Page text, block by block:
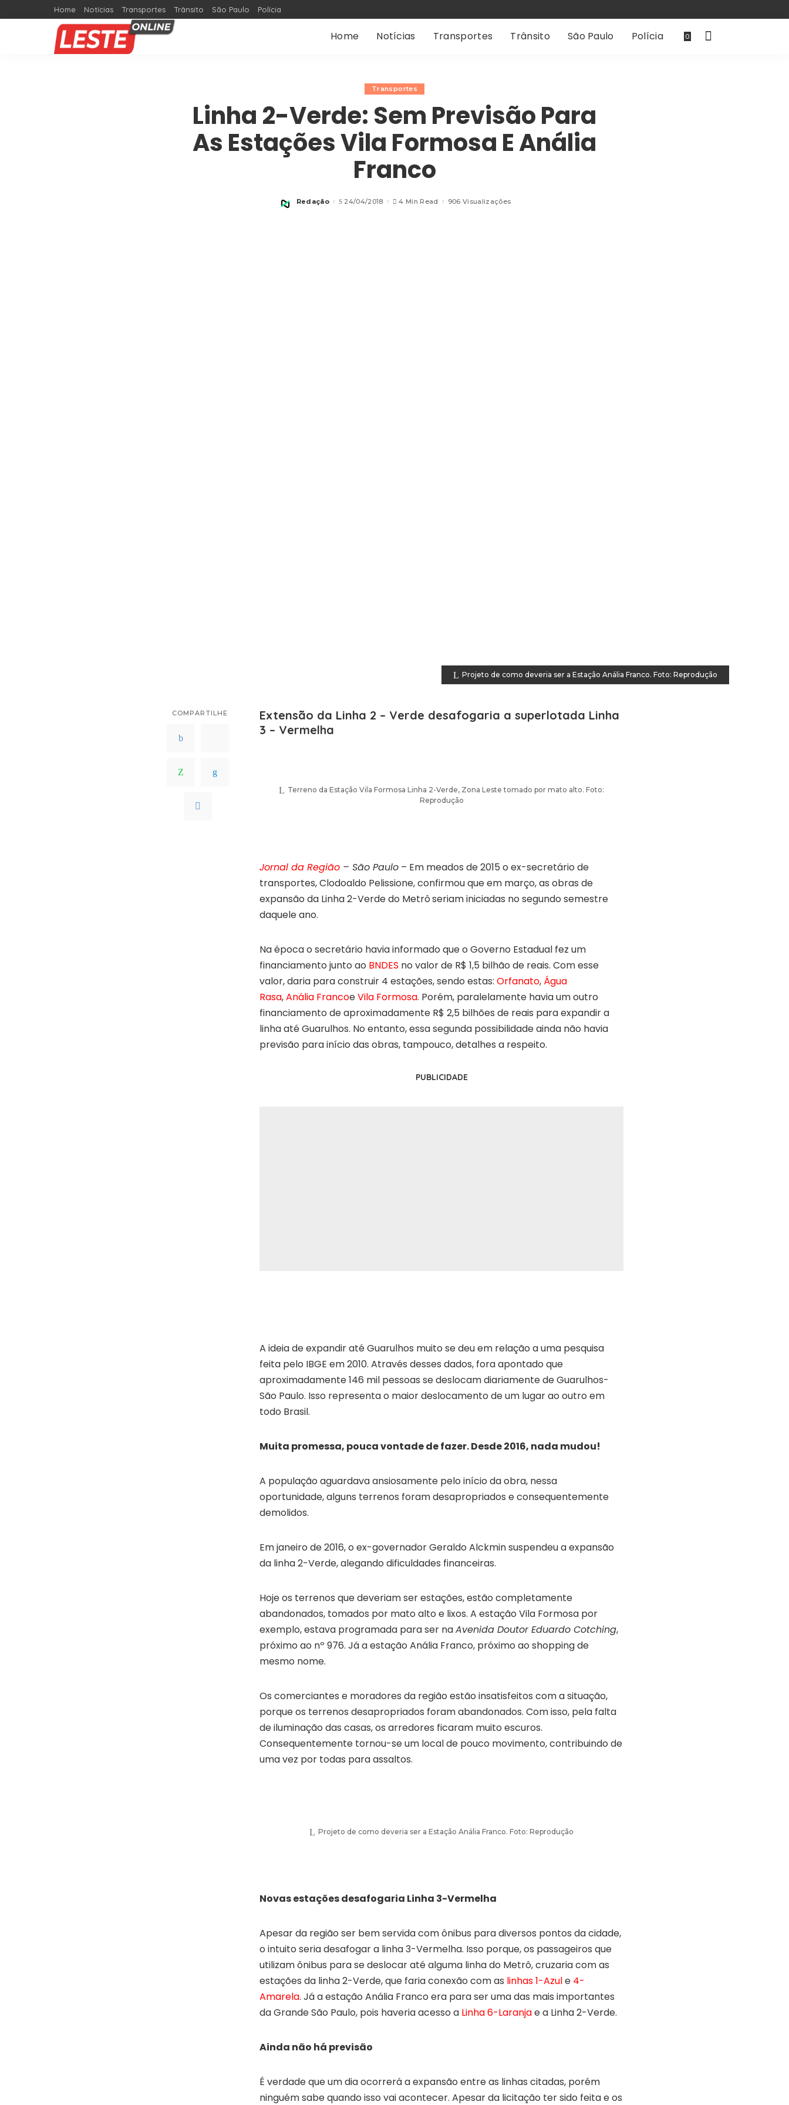
Home Notícias Transportes Trânsito São Paulo Polícia
Home Notícias Transportes Trânsito São Paulo Polícia 0
Transportes
Linha 2-Verde: Sem Previsão Para
As Estações Vila Formosa E Anália
Franco
Posted
Redação 24/04/2018 4 Min Read 906 Visualizações
Projeto de como deveria ser a Estação Anália Franco. Foto: Reprodução
COMPARTILHE
Extensão da Linha 2 – Verde desafogaria a superlotada Linha
3 – Vermelha
Terreno da Estação Vila Formosa Linha 2-Verde, Zona Leste tomado por mato alto. Foto:
Reprodução
Jornal da Região – São Paulo – Em meados de 2015 o ex-secretário de
transportes, Clodoaldo Pelissione, confirmou que em março, as obras de
expansão da Linha 2-Verde do Metrôseriam iniciadas no segundo semestre
daquele ano.
Na época o secretário havia informado que o Governo Estadual fez um
financiamento junto ao BNDES no valor de R$ 1,5 bilhão de reais. Com esse
valor, daria para construir 4 estações, sendo estas: Orfanato, Água
Rasa,Anália FrancoeVila Formosa. Porém, paralelamente havia um outro
financiamento de aproximadamente R$ 2,5 bilhões de reais para expandir a
linha até Guarulhos. No entanto, essa segunda possibilidade ainda não havia
previsão para início das obras, tampouco, detalhes a respeito.
PUBLICIDADE
A ideia de expandir até Guarulhos muito se deu em relação a uma pesquisa
feita pelo IBGE em 2010. Através desses dados, fora apontado que
aproximadamente 146 mil pessoas se deslocam diariamente de Guarulhos-
São Paulo. Isso representa o maior deslocamento de um lugar ao outro em
todo Brasil.
Muita promessa, pouca vontade de fazer. Desde 2016, nada mudou!
A população aguardava ansiosamente pelo início da obra, nessa
oportunidade, alguns terrenos foram desapropriados e consequentemente
demolidos.
Em janeiro de 2016, o ex-governador Geraldo Alckmin suspendeu a expansão
da linha 2-Verde, alegando dificuldades financeiras.
Hoje os terrenos que deveriam ser estações, estão completamente
abandonados, tomados por mato alto e lixos. A estação Vila Formosa por
exemplo, estava programada para ser naAvenida Doutor Eduardo Cotching,
próximo ao nº 976. Já a estação Anália Franco, próximo ao shopping de
mesmo nome.
Os comerciantes e moradores da região estão insatisfeitos com a situação,
porque os terrenos desapropriados foram abandonados. Com isso, pela falta
de iluminação das casas, os arredores ficaram muito escuros.
Consequentemente tornou-se um local de pouco movimento, contribuindo de
uma vez por todas para assaltos.
Projeto de como deveria ser a Estação Anália Franco. Foto: Reprodução
Novas estações desafogaria Linha 3-Vermelha
Apesar da região ser bem servida com ônibus para diversos pontos da cidade,
o intuito seria desafogar a linha 3-Vermelha. Isso porque, os passageiros que
utilizam ônibus para se deslocar até alguma linha do Metrô, cruzaria com as
estações da linha 2-Verde, que faria conexão com as linhas 1-Azule 4-
Amarela. Já a estação Anália Franco era para ser uma das mais importantes
da Grande São Paulo, pois haveria acesso a Linha 6-Laranjae a Linha 2-Verde.
Ainda não há previsão
É verdade que um dia ocorrerá a expansão entre as linhas citadas, porém
ninguém sabe quando isso vai acontecer. Apesar da licitação ter sido feita e os